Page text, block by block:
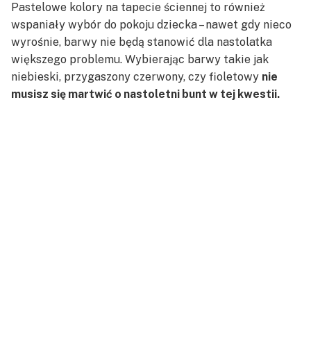
Pastelowe kolory na tapecie ściennej to również
wspaniały wybór do pokoju dziecka – nawet gdy nieco
wyrośnie, barwy nie będą stanowić dla nastolatka
większego problemu. Wybierając barwy takie jak
niebieski, przygaszony czerwony, czy fioletowy nie
musisz się martwić o nastoletni bunt w tej kwestii.